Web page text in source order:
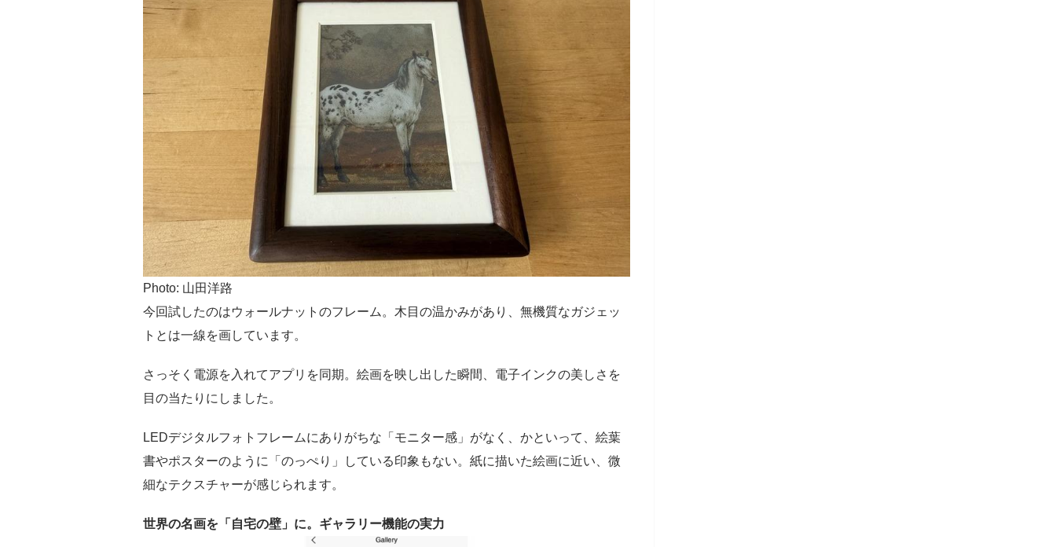
Photo: 山田洋路
今回試したのはウォールナットのフレーム。木目の温かみがあり、無機質なガジェッ
トとは一線を画しています。
さっそく電源を入れてアプリを同期。絵画を映し出した瞬間、電子インクの美しさを
目の当たりにしました。
LEDデジタルフォトフレームにありがちな「モニター感」がなく、かといって、絵葉
書やポスターのように「のっぺり」している印象もない。紙に描いた絵画に近い、微
細なテクスチャーが感じられます。
世界の名画を「自宅の壁」に。ギャラリー機能の実力